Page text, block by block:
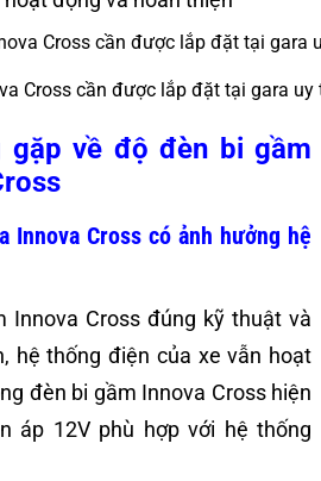
Cross cần được lắp đặt tại gara
gặp về độ đèn bi gầm
Innova Cross có ảnh hưởng hệ
Innova Cross đúng kỹ thuật và
hệ thống điện của xe vẫn hoạt
đèn bi gầm Innova Cross hiện
áp 12V phù hợp với hệ thống